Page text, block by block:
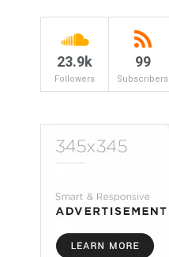
23.9k
Followers
99
Subscribers